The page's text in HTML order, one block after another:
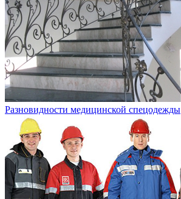
Разновидности медицинской спецодежды